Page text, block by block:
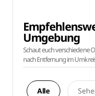
Umgebung
Schaut euch verschiedene
nach Entfernung im
Alle